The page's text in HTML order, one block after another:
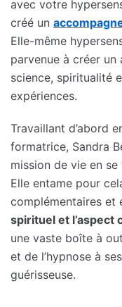
avec votre
créé un
Elle-même
parvenue à créer
science, spiritualité
expériences.
Travaillant d’abord
formatrice, Sandra
mission de vie en se
Elle entame pour
complémentaires et
spirituel et l’aspect
une vaste boîte à
et de l’hypnose à
guérisseuse.